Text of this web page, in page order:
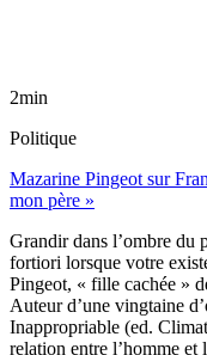
2min
Politique
Mazarine Pingeot sur
mon père »
Grandir dans l’ombre du
fortiori lorsque votre
Pingeot, « fille cachée »
Auteur d’une vingtaine
Inappropriable (ed.
relation entre l’homme